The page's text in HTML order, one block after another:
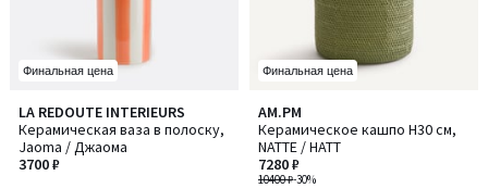
Финальная цена
LA REDOUTE INTERIEURS
Керамическая ваза в полоску,
Jaoma / Джаома
3700 ₽
4,3
/ 5
Финальная цена
AM.PM
Керамическое кашпо H30 см,
NATTE / НАТТ
10400 ₽-30%
7280 ₽